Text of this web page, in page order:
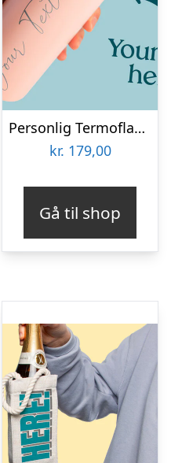
Personlig Termoflaske med Sugrør & Tekst – 600 ml
kr. 179,00
Gå til shop